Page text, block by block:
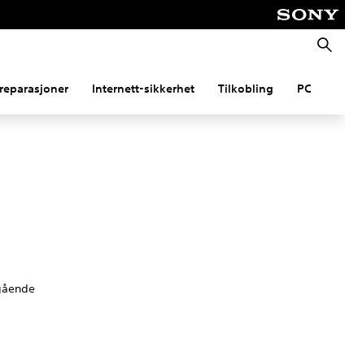
Søk
Internett-sikkerhet Tilkobling PC